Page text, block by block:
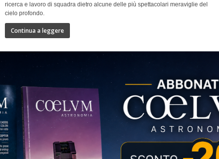
ricerca e lavoro di squadra dietro alcune delle più spettacolari meraviglie del
cielo profondo.
Continua a leggere